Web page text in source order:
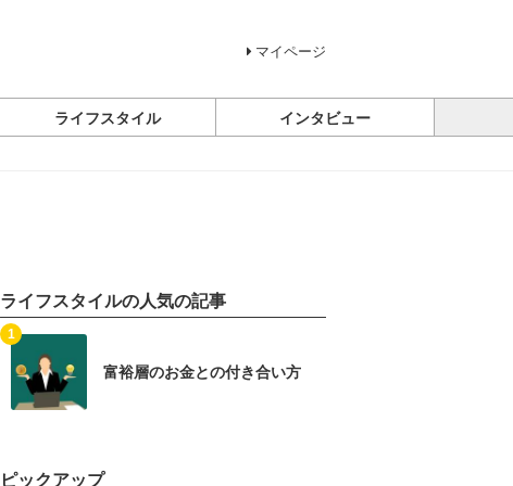
マイページ
ライフスタイル インタビュー
ライフスタイルの人気の記事
富裕層のお金との付き合い方
1
ピックアップ